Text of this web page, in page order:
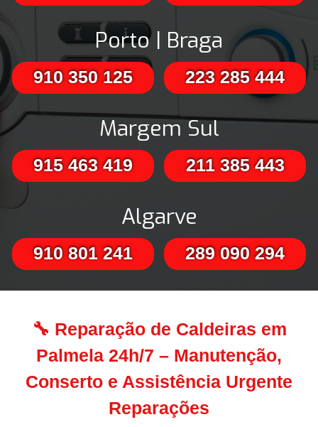
Porto | Braga
910 350 125 223 285 444
Margem Sul
915 463 419 211 385 443
Algarve
910 801 241 289 090 294
🔧 Reparação de Caldeiras em
Palmela 24h/7 – Manutenção,
Conserto e Assistência Urgente
Reparações